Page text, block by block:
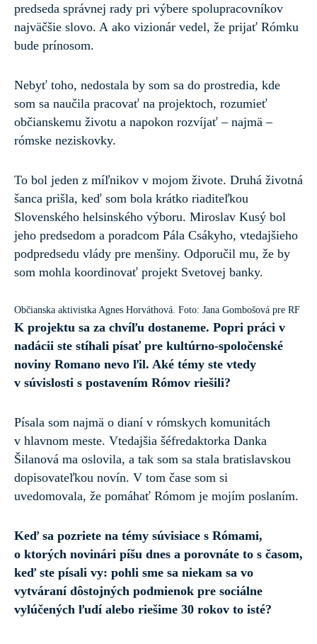
predseda správnej rady pri výbere spolupracovníkov
najväčšie slovo. A ako vizionár vedel, že prijať Rómku
bude prínosom.
Nebyť toho, nedostala by som sa do prostredia, kde
som sa naučila pracovať na projektoch, rozumieť
občianskemu životu a napokon rozvíjať – najmä –
rómske neziskovky.
To bol jeden z míľnikov v mojom živote. Druhá životná
šanca prišla, keď som bola krátko riaditeľkou
Slovenského helsinského výboru. Miroslav Kusý bol
jeho predsedom a poradcom Pála Csákyho, vtedajšieho
podpredsedu vlády pre menšiny. Odporučil mu, že by
som mohla koordinovať projekt Svetovej banky.
Občianska aktivistka Agnes Horváthová. Foto: Jana Gombošová pre RF
K projektu sa za chvíľu dostaneme. Popri práci v
nadácii ste stíhali písať pre kultúrno-spoločenské
noviny Romano nevo ľil. Aké témy ste vtedy
v súvislosti s postavením Rómov riešili?
Písala som najmä o dianí v rómskych komunitách
v hlavnom meste. Vtedajšia šéfredaktorka Danka
Šilanová ma oslovila, a tak som sa stala bratislavskou
dopisovateľkou novín. V tom čase som si
uvedomovala, že pomáhať Rómom je mojím poslaním.
Keď sa pozriete na témy súvisiace s Rómami,
o ktorých novinári píšu dnes a porovnáte to s časom,
keď ste písali vy: pohli sme sa niekam sa vo
vytváraní dôstojných podmienok pre sociálne
vylúčených ľudí alebo riešime 30 rokov to isté?